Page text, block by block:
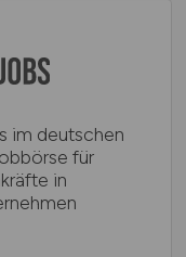
im deutschen
für
in